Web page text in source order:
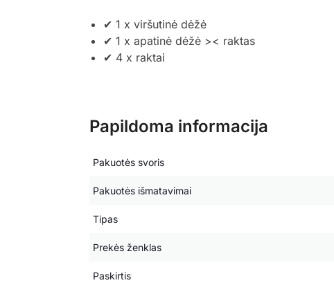
✔ 1 x viršutinė dėžė
✔ 1 x apatinė dėžė >< raktas
✔ 4 x raktai
Papildoma informacija
Pakuotės svoris
Pakuotės išmatavimai
Tipas
Prekės ženklas
Paskirtis